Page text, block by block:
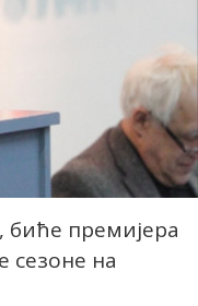
биће премијера
сезоне на